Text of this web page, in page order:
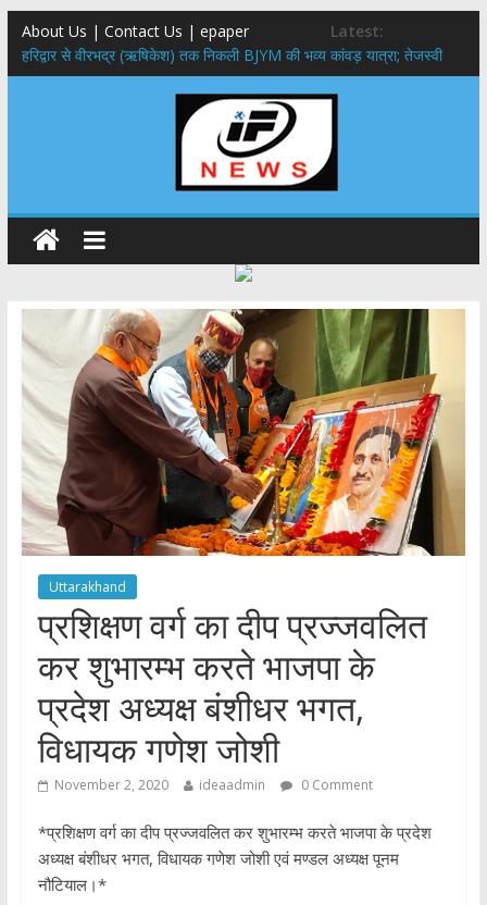
About Us | Contact Us | epaper
Latest:
​हरिद्वार से वीरभद्र (ऋषिकेश) तक निकली BJYM की भव्य कांवड़ यात्रा; तेजस्वी
सूर्या ने की देश व प्रदेशवासियों के कल्याण की कामना
नंदा की चौकी पुल हादसा: PWD के EE, AE और JE निलंबित, सीएम धामी के निर्देश
मुख्यमंत्री ने 9 लाख 87 हजार17 पेंशन लाभार्थियों को कुल 146 करोड़ 32 लाख
राष्ट्रीय हथकरघा दिवस पर मुख्यमंत्री धामी ने उत्कृष्ट बुनकरों और हस्तशिल्प
कारीगरों को किया सम्मानित
​धामी कैबिनेट का बड़ा फैसला: पशुपालकों को 60% तक सब्सिडी, गंगा एक्सप्रेसवे का
हरिद्वार तक होगा विस्तार
Uttarakhand
प्रशिक्षण वर्ग का दीप प्रज्जवलित
कर शुभारम्भ करते भाजपा के
प्रदेश अध्यक्ष बंशीधर भगत,
विधायक गणेश जोशी
November 2, 2020 ideaadmin 0 Comment
*प्रशिक्षण वर्ग का दीप प्रज्जवलित कर शुभारम्भ करते भाजपा के प्रदेश
अध्यक्ष बंशीधर भगत, विधायक गणेश जोशी एवं मण्डल अध्यक्ष पूनम
नौटियाल।*